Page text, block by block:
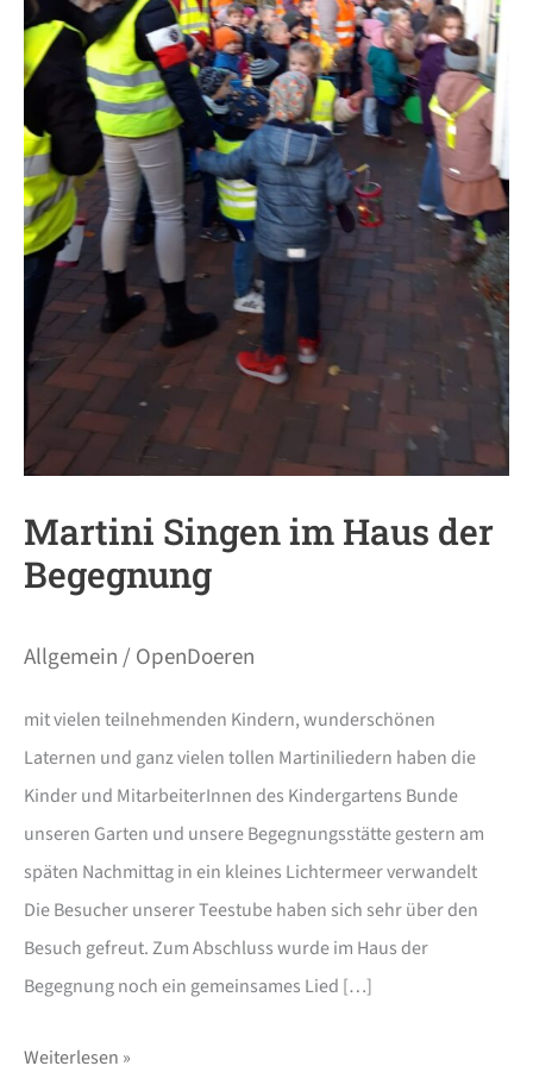
Martini Singen im Haus der
Begegnung
Allgemein/ OpenDoeren
mit vielen teilnehmenden Kindern, wunderschönen
Laternen und ganz vielen tollen Martiniliedern haben die
Kinder und MitarbeiterInnen des Kindergartens Bunde
unseren Garten und unsere Begegnungsstätte gestern am
späten Nachmittag in ein kleines Lichtermeer verwandelt
Die Besucher unserer Teestube haben sich sehr über den
Besuch gefreut. Zum Abschluss wurde im Haus der
Begegnung noch ein gemeinsames Lied […]
Weiterlesen »